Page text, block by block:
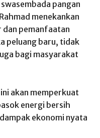
pangan
menekankan
dan pemanfaatan
peluang baru, tidak
bagi masyarakat
akan memperkuat
energi bersih
ekonomi nyata